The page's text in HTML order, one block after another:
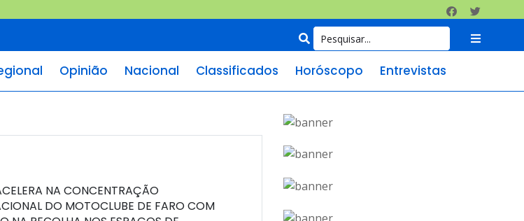
Opinião Nacional Classificados Horóscopo Entrevistas
NA CONCENTRAÇÃO
DO MOTOCLUBE DE FARO COM